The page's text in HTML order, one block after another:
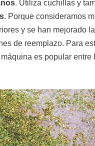
. Utiliza cuchillas y
. Porque consideramos
y se han mejorado
de reemplazo. Para
es popular